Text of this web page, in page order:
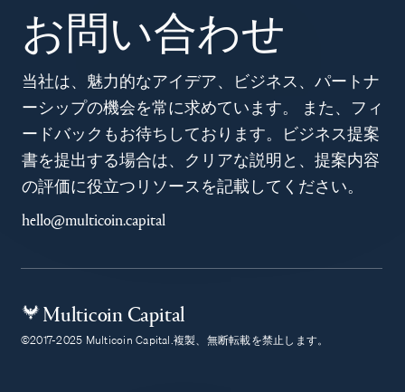
お問い合わせ
当社は、魅力的なアイデア、ビジネス、パートナ
ーシップの機会を常に求めています。 また、フィ
ードバックもお待ちしております。ビジネス提案
書を提出する場合は、クリアな説明と、提案内容
の評価に役立つリソースを記載してください。
hello@multicoin.capital
Multicoin Capital
©2017-2025 Multicoin Capital.複製、無断転載を禁止します。